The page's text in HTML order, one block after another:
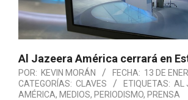
Al Jazeera América cerrará en
POR: KEVIN MORÁN FECHA: 13 DE
CATEGORÍAS: CLAVES ETIQUETAS: AL
AMÉRICA, MEDIOS, PERIODISMO, PRENSA